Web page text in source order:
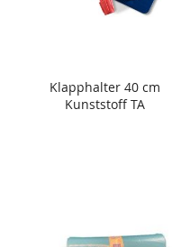
Klapphalter 40 cm
Kunststoff TA